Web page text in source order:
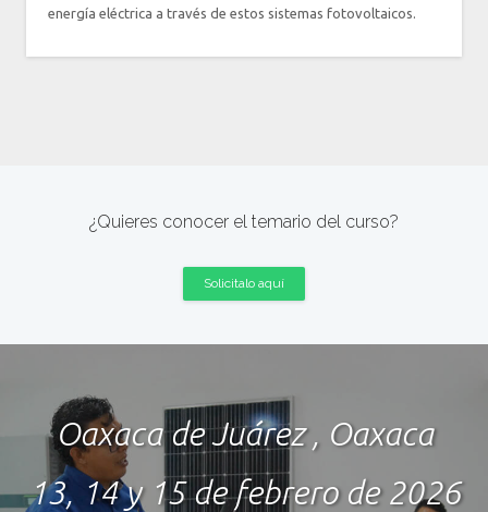
energía eléctrica a través de estos sistemas fotovoltaicos.
¿Quieres conocer el temario del curso?
Solicitalo aquí
Oaxaca de Juárez , Oaxaca
13, 14 y 15 de febrero de 2026